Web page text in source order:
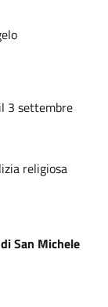
il 3 settembre
religiosa
San Michele